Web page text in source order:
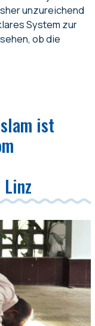
unzureichend
System zur
ob die
ist